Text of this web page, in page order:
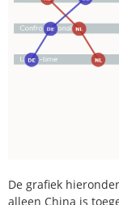
De grafiek
alleen China is